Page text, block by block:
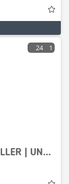
24 1
MAN TGE 6.160 | 4X2 | 3-WAY MEILLER | UNUSED